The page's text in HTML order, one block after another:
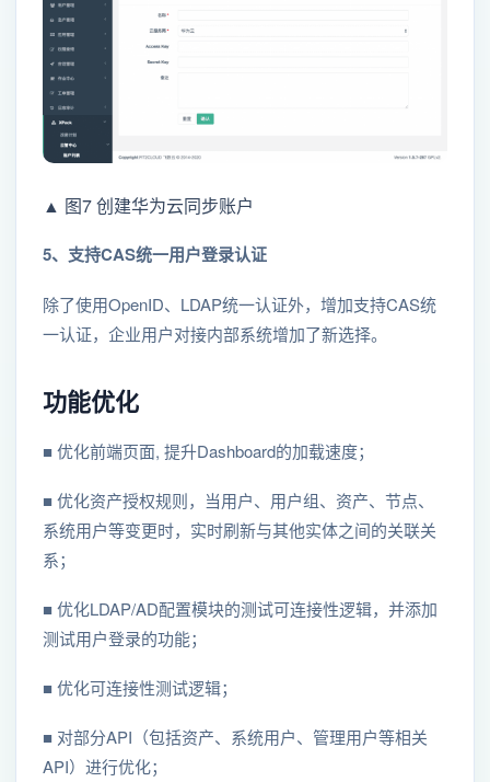
▲ 图7 创建华为云同步账户
5、支持CAS统一用户登录认证
除了使用OpenID、LDAP统一认证外，增加支持CAS统
一认证，企业用户对接内部系统增加了新选择。
功能优化
■ 优化前端页面, 提升Dashboard的加载速度；
■ 优化资产授权规则，当用户、用户组、资产、节点、
系统用户等变更时，实时刷新与其他实体之间的关联关
系；
■ 优化LDAP/AD配置模块的测试可连接性逻辑，并添加
测试用户登录的功能；
■ 优化可连接性测试逻辑；
■ 对部分API（包括资产、系统用户、管理用户等相关
API）进行优化；